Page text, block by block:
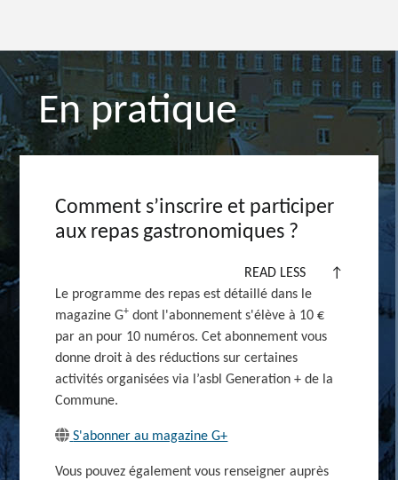
En pratique
Comment s’inscrire et participer
aux repas gastronomiques ?
READ LESS
↑
Le programme des repas est détaillé dans le
magazine G+ dont l'abonnement s'élève à 10 €
par an pour 10 numéros. Cet abonnement vous
donne droit à des réductions sur certaines
activités organisées via l’asblGeneration + de la
Commune.
S'abonner au magazine G+
Vous pouvez également vous renseigner auprès